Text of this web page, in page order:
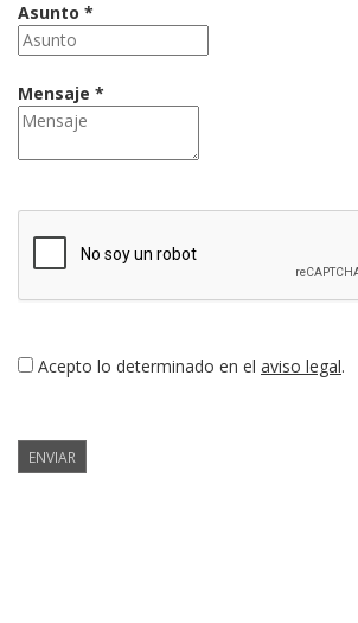
Asunto *
Mensaje *
Acepto lo determinado en el aviso legal.
ENVIAR